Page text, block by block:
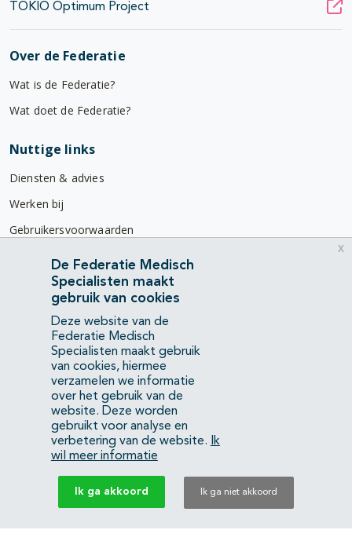
TOKIO Optimum Project
Over de Federatie
Wat is de Federatie?
Wat doet de Federatie?
Nuttige links
Diensten & advies
Werken bij
Gebruikersvoorwaarden
Privacyverklaring
Contact
Mercatorlaan 1200
3528 BL Utrecht
(088) 505 34 34
info@richtlijnendatabase.nl
YouTubeLinkedIn
KvK Federatie Medisch Specialisten:40483480
Privacyverklaring
De Federatie Medisch
Specialisten maakt
gebruik van cookies
Deze website van de
Federatie Medisch
Specialisten maakt gebruik
van cookies, hiermee
verzamelen we informatie
over het gebruik van de
website. Deze worden
gebruikt voor analyse en
verbetering van de website.
Ik
wil meer informatie
Ik ga akkoord Ik ga niet akkoord
x